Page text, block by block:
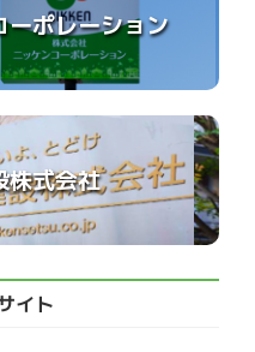
ーポレーション
株式会社
イト